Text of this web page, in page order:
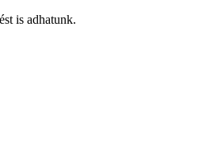
is adhatunk.